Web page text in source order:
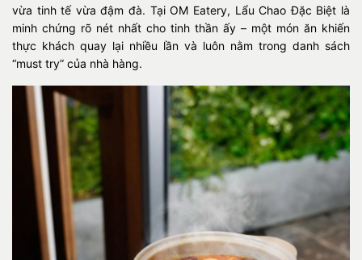
vừa tinh tế vừa đậm đà. Tại OM Eatery, Lẩu Chao Đặc Biệt là
minh chứng rõ nét nhất cho tinh thần ấy – một món ăn khiến
thực khách quay lại nhiều lần và luôn nằm trong danh sách
“must try” của nhà hàng.